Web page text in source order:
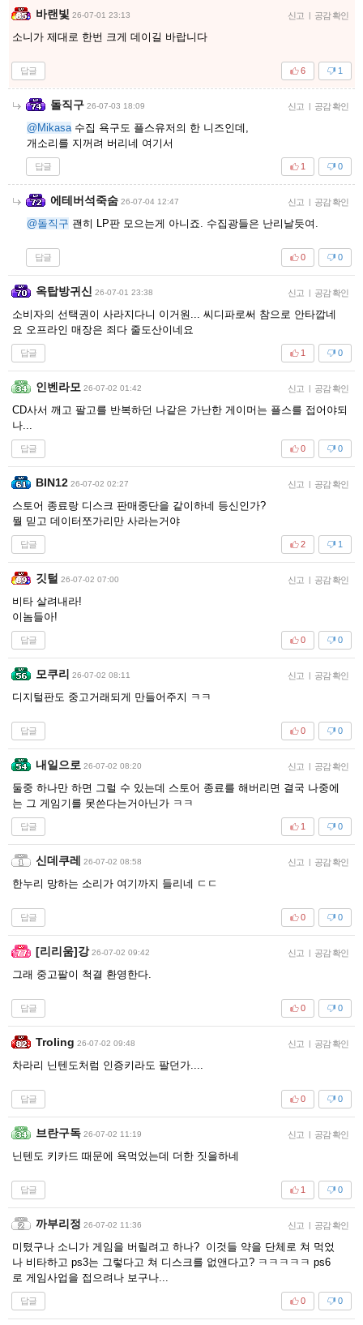
바랜빛 26-07-01 23:13 신고 | 공감 확인
소니가 제대로 한번 크게 데이길 바랍니다
답글 1
6
돌직구 26-07-03 18:09 신고 | 공감 확인
@Mikasa 수집 욕구도 플스유저의 한 니즈인데,
개소리를 지꺼려 버리네 여기서
답글 0
1
에테버석죽숨 26-07-04 12:47 신고 | 공감 확인
@돌직구 괜히 LP판 모으는게 아니죠. 수집광들은 난리날듯여.
답글 0
0
옥탑방귀신 26-07-01 23:38 신고 | 공감 확인
소비자의 선택권이 사라지다니 이거원... 씨디파로써 참으로 안타깝네
요 오프라인 매장은 죄다 줄도산이네요
답글 0
1
인벤라모 26-07-02 01:42 신고 | 공감 확인
CD사서 깨고 팔고를 반복하던 나같은 가난한 게이머는 플스를 접어야되
나...
답글 0
0
BIN12 26-07-02 02:27 신고 | 공감 확인
스토어 종료랑 디스크 판매중단을 같이하네 등신인가?
뭘 믿고 데이터쪼가리만 사라는거야
답글 1
2
깃털 26-07-02 07:00 신고 | 공감 확인
비타 살려내라!
이놈들아!
답글 0
0
모쿠리 26-07-02 08:11 신고 | 공감 확인
디지털판도 중고거래되게 만들어주지 ㅋㅋ
답글 0
0
내일으로 26-07-02 08:20 신고 | 공감 확인
둘중 하나만 하면 그럴 수 있는데 스토어 종료를 해버리면 결국 나중에
는 그 게임기를 못쓴다는거아닌가 ㅋㅋ
답글 0
1
신데쿠레 26-07-02 08:58 신고 | 공감 확인
한누리 망하는 소리가 여기까지 들리네 ㄷㄷ
답글 0
0
[리리움]강 26-07-02 09:42 신고 | 공감 확인
그래 중고팔이 척결 환영한다.
답글 0
0
Troling 26-07-02 09:48 신고 | 공감 확인
차라리 닌텐도처럼 인증키라도 팔던가....
답글 0
0
브란구독 26-07-02 11:19 신고 | 공감 확인
닌텐도 키카드 때문에 욕먹었는데 더한 짓을하네
답글 0
1
까부리정 26-07-02 11:36 신고 | 공감 확인
미텼구나 소니가 게임을 버릴려고 하나? 이것들 약을 단체로 쳐 먹었
나 비타하고 ps3는 그렇다고 쳐 디스크를 없앤다고? ㅋㅋㅋㅋㅋ ps6
로 게임사업을 접으려나 보구나...
답글 0
0